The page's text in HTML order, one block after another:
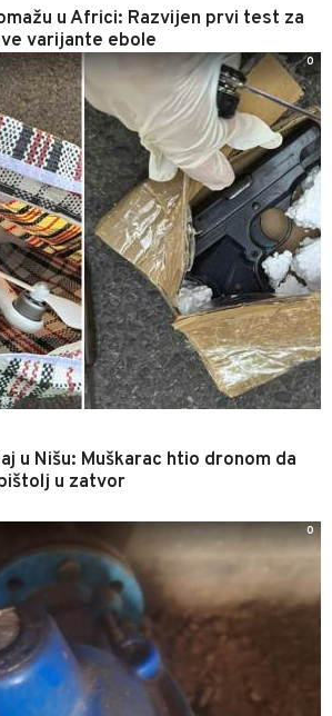
u Africi: Razvijen prvi test za
varijante ebole
u Nišu: Muškarac htio dronom da
u zatvor
0
0